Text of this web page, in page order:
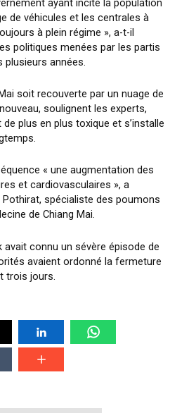
de véhicules et les centrales à
à plein régime », a-t-il
politiques menées par les partis
années.
soit recouverte par un nuage de
soulignent les experts,
plus en plus toxique et s’installe
« une augmentation des
et cardiovasculaires », a
Pothirat, spécialiste des poumons
de Chiang Mai.
avait connu un sévère épisode de
avaient ordonné la fermeture
trois jours.